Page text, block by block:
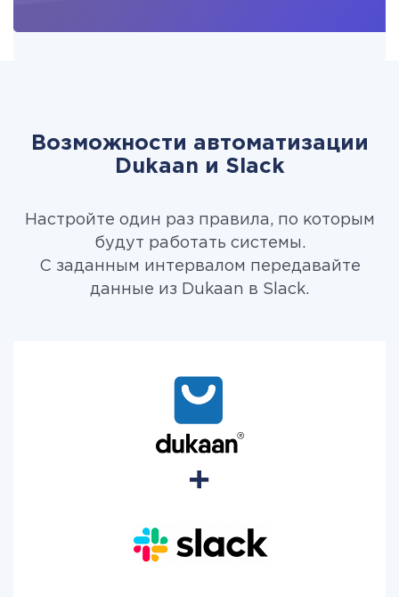
Возможности автоматизации
Dukaan и Slack
Настройте один раз правила, по которым
будут работать системы.
С заданным интервалом передавайте
данные из Dukaan в Slack.